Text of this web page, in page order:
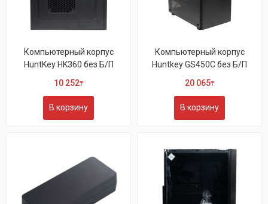
Компьютерный корпус
HuntKey HK360 без Б/П
10 252₸
В корзину
Компьютерный корпус
Huntkey GS450C без Б/П
20 065₸
В корзину